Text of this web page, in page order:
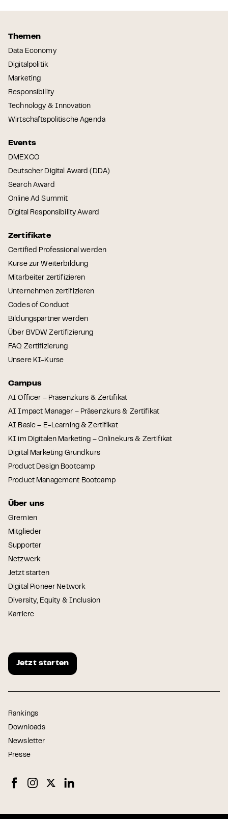
Themen
Data Economy
Digitalpolitik
Marketing
Responsibility
Technology & Innovation
Wirtschaftspolitische Agenda
Events
DMEXCO
Deutscher Digital Award (DDA)
Search Award
Online Ad Summit
Digital Responsibility Award
Zertifikate
Certified Professional werden
Kurse zur Weiterbildung
Mitarbeiter zertifizieren
Unternehmen zertifizieren
Codes of Conduct
Bildungspartner werden
Über BVDW Zertifizierung
FAQ Zertifizierung
Unsere KI-Kurse
Campus
AI Officer – Präsenzkurs & Zertifikat
AI Impact Manager – Präsenzkurs & Zertifikat
AI Basic – E-Learning & Zertifikat
KI im Digitalen Marketing – Onlinekurs & Zertifikat
Digital Marketing Grundkurs
Product Design Bootcamp
Product Management Bootcamp
Über uns
Gremien
Mitglieder
Supporter
Netzwerk
Jetzt starten
Digital Pioneer Network
Diversity, Equity & Inclusion
Karriere
Jetzt starten
Rankings
Downloads
Newsletter
Presse